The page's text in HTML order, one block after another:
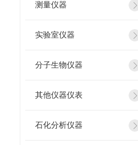
测量仪器
实验室仪器
分子生物仪器
其他仪器仪表
石化分析仪器